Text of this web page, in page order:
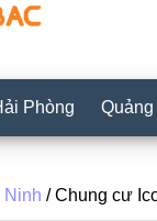
Phòng
Ninh /Chung cư